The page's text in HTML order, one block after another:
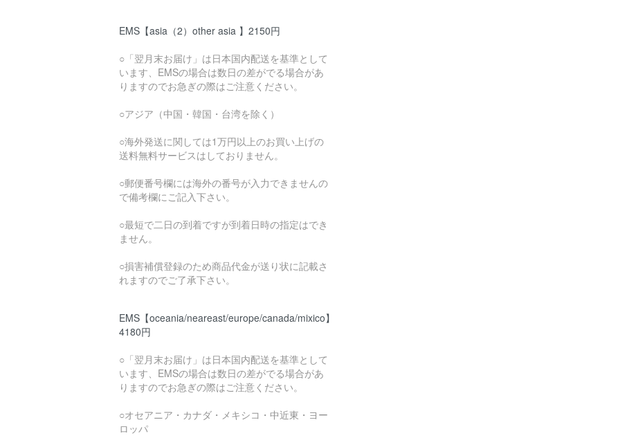
EMS【asia（2）other asia 】2150円
○「翌月末お届け」は日本国内配送を基準として
います、EMSの場合は数日の差がでる場合があ
りますのでお急ぎの際はご注意ください。
○アジア（中国・韓国・台湾を除く）
○海外発送に関しては1万円以上のお買い上げの
送料無料サービスはしておりません。
○郵便番号欄には海外の番号が入力できませんの
で備考欄にご記入下さい。
○最短で二日の到着ですが到着日時の指定はでき
ません。
○損害補償登録のため商品代金が送り状に記載さ
れますのでご了承下さい。
EMS【oceania/neareast/europe/canada/mixico】
4180円
○「翌月末お届け」は日本国内配送を基準として
います、EMSの場合は数日の差がでる場合があ
りますのでお急ぎの際はご注意ください。
○オセアニア・カナダ・メキシコ・中近東・ヨー
ロッパ